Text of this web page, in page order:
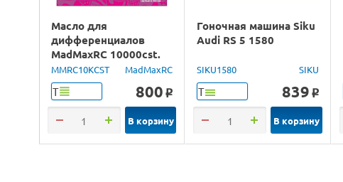
Масло для
дифференциалов
MadMaxRC 10000cst.
100ml.
MMRC10KCST MadMaxRC
Т 800 o
В корзину
Гоночная машина Siku
Audi RS 5 1580
SIKU1580 SIKU
Т 839 o
В корзину